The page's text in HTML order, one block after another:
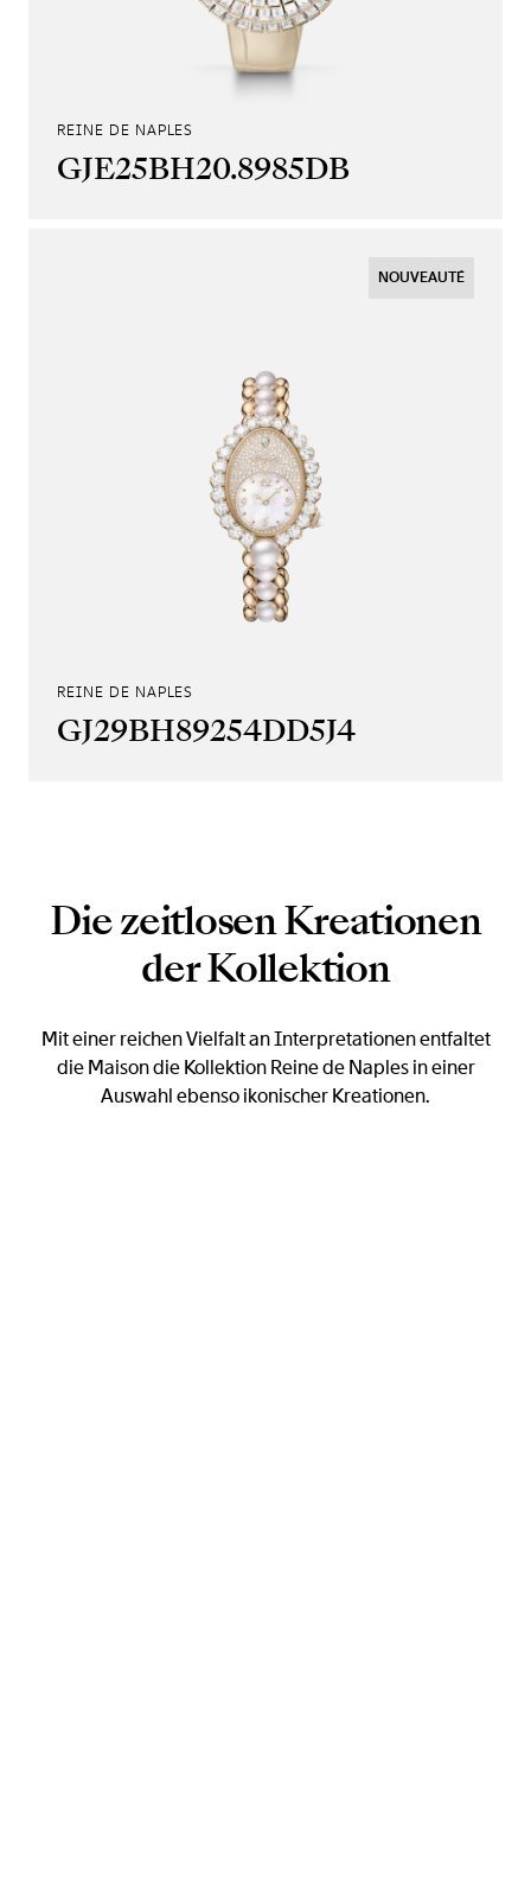
REINE DE NAPLES
GJE25BH20.8985DB
REINE DE NAPLES
GJ29BH89254DD5J4
NOUVEAUTÉ
Die zeitlosen Kreationen
der Kollektion
Mit einer reichen Vielfalt an Interpretationen entfaltet
die Maison die Kollektion Reine de Naples in einer
Auswahl ebenso ikonischer Kreationen.